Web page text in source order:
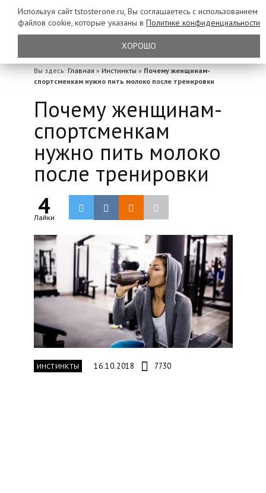
Вы здесь: Главная » Инстинкты » Почему женщинам-
спортсменкам нужно пить молоко после тренировки
Почему женщинам-
спортсменкам
нужно пить молоко
после тренировки
4
Лайки
ИНСТИНКТЫ 16.10.2018 7730
Используя сайт tstosterone.ru, Вы соглашаетесь с использованием
файлов cookie, которые указаны в Политике конфиденциальности
ХОРОШО